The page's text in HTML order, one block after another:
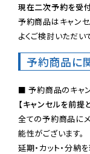
現在二次予約を受付
予約商品はキャン
よくご検討いただい
予約商品に
【キャンセルを前
全ての予約商品に
能性がございます。
延期・カット・分